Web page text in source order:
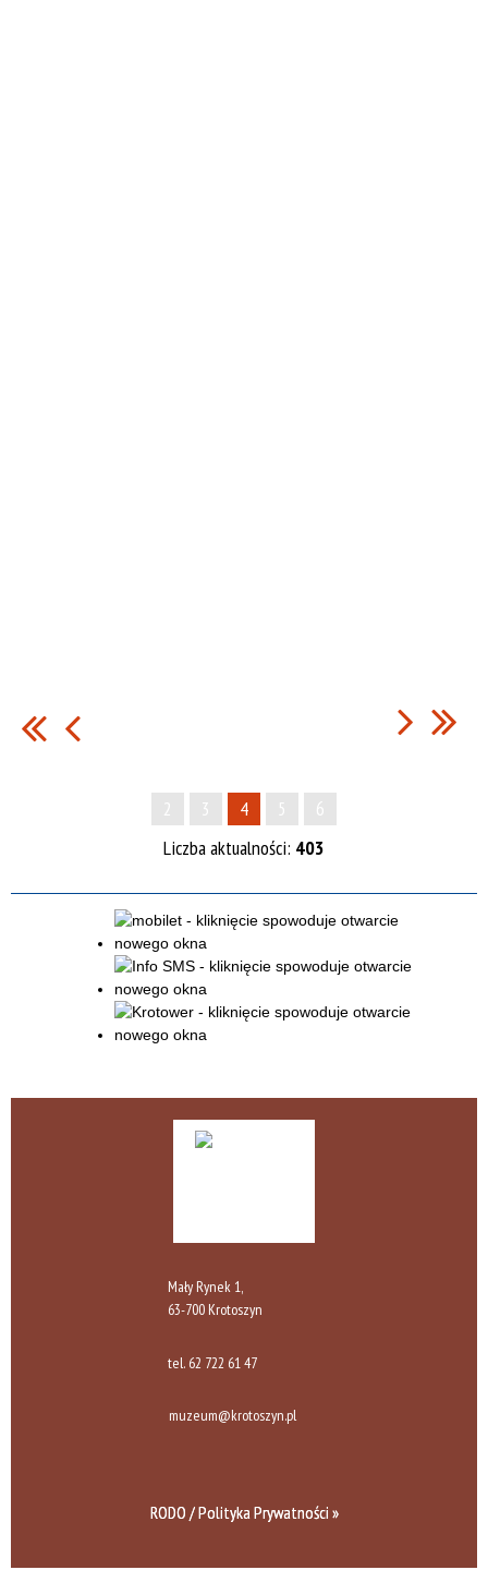
2 3 4 5
6
Liczba aktualności: 403
Mały Rynek 1,
63-700 Krotoszyn
tel. 62 722 61 47
muzeum@krotoszyn.pl
RODO / Polityka Prywatności »